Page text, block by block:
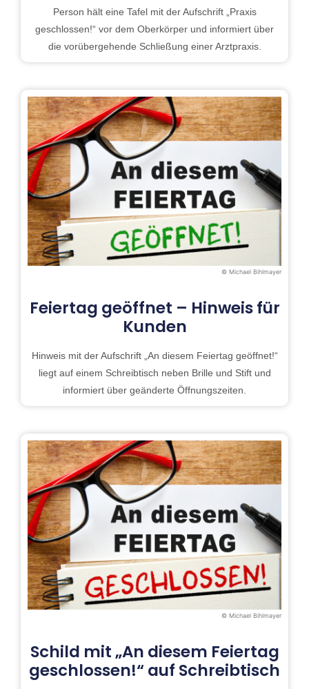
Person hält eine Tafel mit der Aufschrift „Praxis
geschlossen!“ vor dem Oberkörper und informiert über
die vorübergehende Schließung einer Arztpraxis.
© Michael Bihlmayer
Feiertag geöffnet – Hinweis für
Kunden
Hinweis mit der Aufschrift „An diesem Feiertag geöffnet!“
liegt auf einem Schreibtisch neben Brille und Stift und
informiert über geänderte Öffnungszeiten.
© Michael Bihlmayer
Schild mit „An diesem Feiertag
geschlossen!“ auf Schreibtisch